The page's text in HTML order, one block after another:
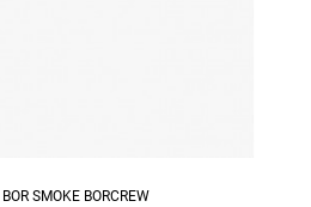
SMOKE BORCREW